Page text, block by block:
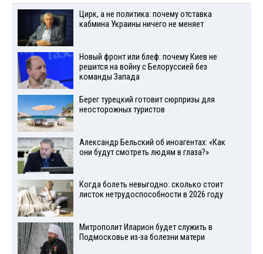
Цирк, а не политика: почему отставка
кабмина Украины ничего не меняет
Новый фронт или блеф: почему Киев не
решится на войну с Белоруссией без
команды Запада
Берег турецкий готовит сюрпризы для
неосторожных туристов
Александр Бельский об иноагентах: «Как
они будут смотреть людям в глаза?»
Когда болеть невыгодно: сколько стоит
листок нетрудоспособности в 2026 году
Митрополит Иларион будет служить в
Подмосковье из-за болезни матери